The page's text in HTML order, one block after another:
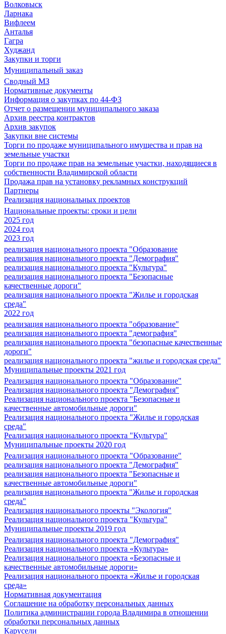
Волковыск
Ларнака
Вифлеем
Анталья
Гагра
Худжанд
Закупки и торги
Муниципальный заказ
Сводный МЗ
Нормативные документы
Информация о закупках по 44-ФЗ
Отчет о размещении муниципального заказа
Архив реестра контрактов
Архив закупок
Закупки вне системы
Торги по продаже муниципального имущества и прав на
земельные участки
Торги по продаже прав на земельные участки, находящиеся в
собственности Владимирской области
Продажа прав на установку рекламных конструкций
Партнеры
Реализация национальных проектов
Национальные проекты: сроки и цели
2025 год
2024 год
2023 год
реализация национального проекта "Образование
реализация национального проекта "Демография"
реализация национального проекта "Культура"
реализация национального проекта "Безопасные
качественные дороги"
реализация национального проекта "Жилье и городская
среда"
2022 год
реализация национального проекта "образование"
реализация национального проекта "демография"
реализация национального проекта "безопасные качественные
дороги"
реализация национального проекта "жилье и городская среда"
Муниципальные проекты 2021 год
Реализация национального проекта "Образование"
Реализация национального проекта "Демография"
Реализация национального проекта "Безопасные и
качественные автомобильные дороги"
Реализация национального проекта "Жилье и городская
среда"
Реализация национального проекта "Культура"
Муниципальные проекты 2020 год
Реализация национального проекта "Образование"
реализация национального проекта "Демография"
реализация национального проекта "Безопасные и
качественные автомобильные дороги"
реализация национального проекта "Жилье и городская
среда"
Реализация национального проекты "Экология"
Реализация национального проекта "Культура"
Муниципальные проекты 2019 год
Реализация национального проекта "Демография"
Реализация национального проекта «Культура»
Реализация национального проекта «Безопасные и
качественные автомобильные дороги»
Реализация национального проекта «Жилье и городская
среда»
Нормативная документация
Соглашение на обработку персональных данных
Политика администрации города Владимира в отношении
обработки персональных данных
Карусели